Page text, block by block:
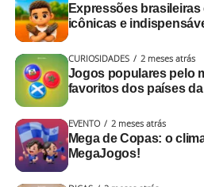
A dupla adversária pode:
Aceitar: o jogo continua
Fugir
: desiste da mão e
Aumentar a aposta
vale 4
1. Provocação
descompensada
Toda disputa, por mais amigável
Expressões brasileiras
icônicas e
CURIOSIDADES 2 meses atrás
Jogos populares pelo
favoritos dos países
EVENTO 2 meses atrás
Mega de Copas: o
MegaJogos!